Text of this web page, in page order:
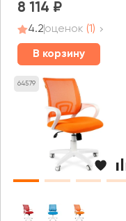
8 114
4.2оценок (1)
В корзину
64579